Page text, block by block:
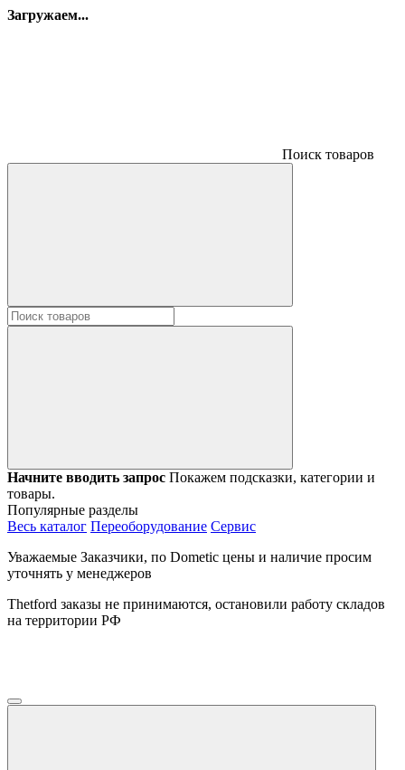
Загружаем...
Поиск товаров
Начните вводить запрос Покажем подсказки, категории и
товары.
Популярные разделы
Весь каталог Переоборудование Сервис
Уважаемые Заказчики, по Dometic цены и наличие просим
уточнять у менеджеров
Thetford заказы не принимаются, остановили работу складов
на территории РФ